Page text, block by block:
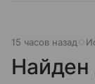
15 часов назад
Найден